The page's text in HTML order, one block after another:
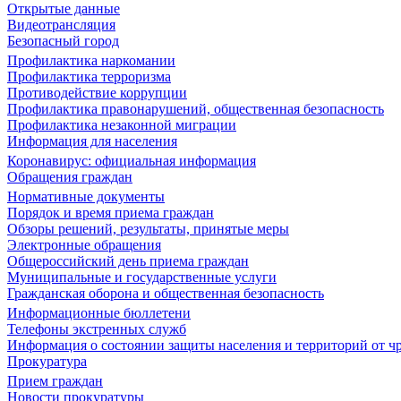
Открытые данные
Видеотрансляция
Безопасный город
Профилактика наркомании
Профилактика терроризма
Противодействие коррупции
Профилактика правонарушений, общественная безопасность
Профилактика незаконной миграции
Информация для населения
Коронавирус: официальная информация
Обращения граждан
Нормативные документы
Порядок и время приема граждан
Обзоры решений, результаты, принятые меры
Электронные обращения
Общероссийский день приема граждан
Муниципальные и государственные услуги
Гражданская оборона и общественная безопасность
Информационные бюллетени
Телефоны экстренных служб
Информация о состоянии защиты населения и территорий от
Прокуратура
Прием граждан
Новости прокуратуры